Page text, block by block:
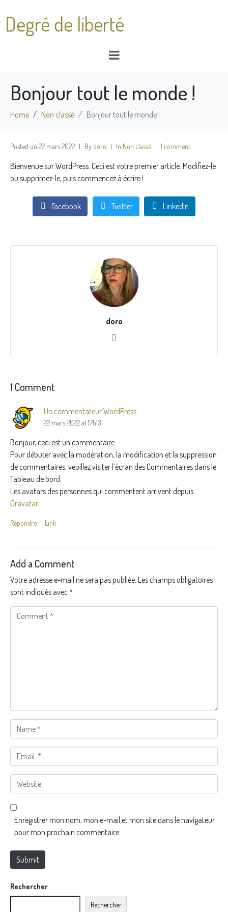
Degré de liberté
Bonjour tout le monde !
Home Non classé Bonjour tout le monde !
Posted on 22 mars 2022 By doro In Non classé 1 comment
Bienvenue sur WordPress. Ceci est votre premier article. Modifiez-le
ou supprimez-le, puis commencez à écrire !
Facebook Twitter LinkedIn
doro
1 Comment
Un commentateur WordPress
22 mars 2022 at 17h13
Bonjour, ceci est un commentaire.
Pour débuter avec la modération, la modification et la suppression
de commentaires, veuillez visiter l’écran des Commentaires dans le
Tableau de bord.
Les avatars des personnes qui commentent arrivent depuis
Gravatar.
Répondre Link
Add a Comment
Votre adresse e-mail ne sera pas publiée. Les champs obligatoires
sont indiqués avec*
a
m
*
m
a
*
e
b
e
Enregistrer mon nom, mon e-mail et mon site dans le navigateur
pour mon prochain commentaire.
Submit
Rechercher
Rechercher